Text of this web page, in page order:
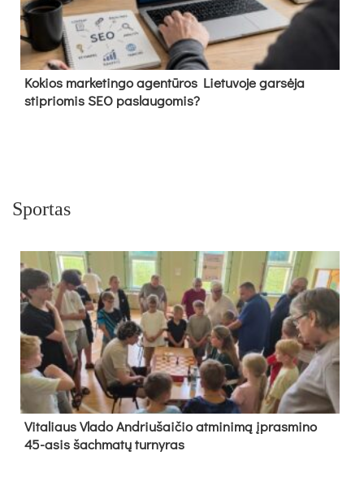
Kokios marketingo agentūros Lietuvoje garsėja
stipriomis SEO paslaugomis?
Sportas
Vi­ta­liaus Vla­do And­riu­šai­čio at­mi­ni­mą įpras­mi­no
45-asis šach­ma­tų tur­ny­ras